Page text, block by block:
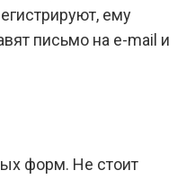
ему
письмо на e-mail и
форм. Не стоит